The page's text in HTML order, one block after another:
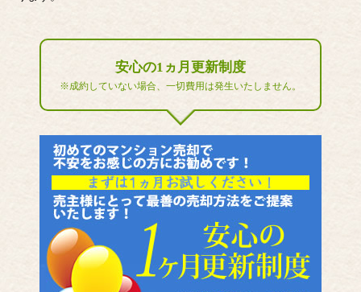
安心の1ヵ月更新制度
※成約していない場合、一切費用は発生いたしません。